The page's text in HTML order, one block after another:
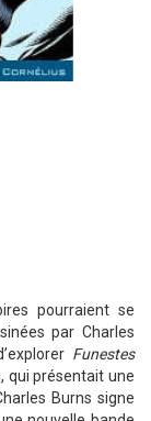
pourraient se
par Charles
Funestes
qui présentait une
Burns signe